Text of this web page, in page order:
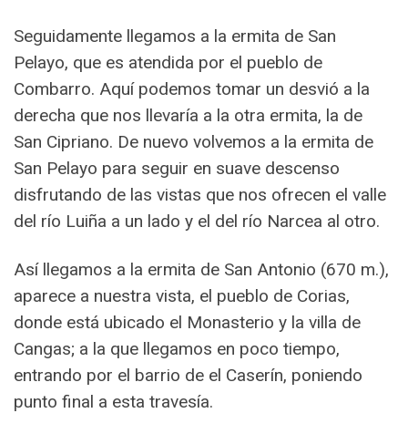
Seguidamente llegamos a la ermita de San
Pelayo, que es atendida por el pueblo de
Combarro. Aquí podemos tomar un desvió a la
derecha que nos llevaría a la otra ermita, la de
San Cipriano. De nuevo volvemos a la ermita de
San Pelayo para seguir en suave descenso
disfrutando de las vistas que nos ofrecen el valle
del río Luiña a un lado y el del río Narcea al otro.
Así llegamos a la ermita de San Antonio (670 m.),
aparece a nuestra vista, el pueblo de Corias,
donde está ubicado el Monasterio y la villa de
Cangas; a la que llegamos en poco tiempo,
entrando por el barrio de el Caserín, poniendo
punto final a esta travesía.